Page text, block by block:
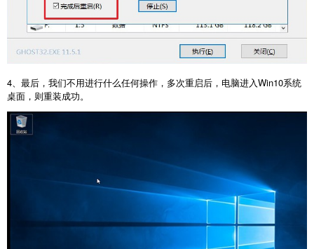
4、最后，我们不用进行什么任何操作，多次重启后，电脑进入Win10系统
桌面，则重装成功。